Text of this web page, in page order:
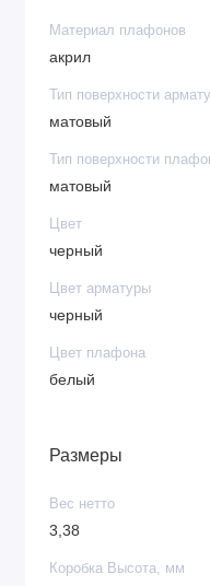
Материал плафонов
акрил
Тип поверхности
матовый
Тип поверхности
матовый
Цвет
черный
Цвет арматуры
черный
Цвет плафона
белый
Размеры
Вес нетто
3,38
Коробка Высота, мм